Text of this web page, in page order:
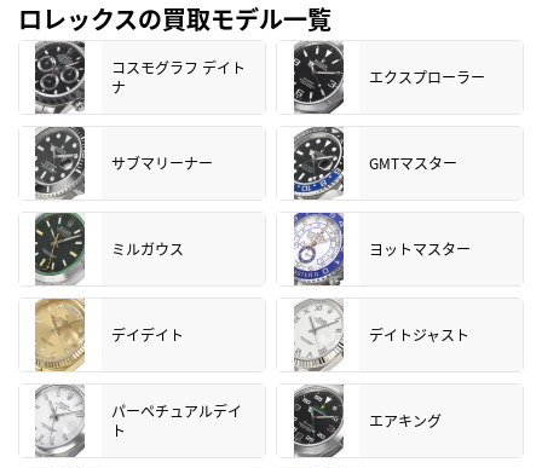
ロレックスの買取モデル一覧
コスモグラフ デイト
ナ
エクスプローラー
サブマリーナー GMTマスター
ミルガウス ヨットマスター
デイデイト デイトジャスト
パーペチュアルデイ
ト
エアキング